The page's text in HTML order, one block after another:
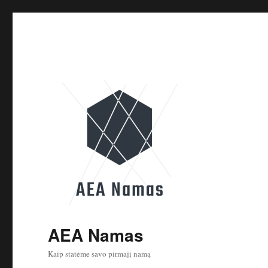
AEA Namas
Kaip statėme savo pirmajį namą